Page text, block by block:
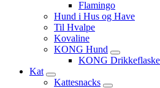
Flamingo
Hund i Hus og Have
Til Hvalpe
Kovaline
KONG Hund
KONG
Kat
Kattesnacks